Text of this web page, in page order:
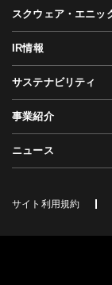
スクウェア・エニッ
IR情報
サステナビリティ
事業紹介
ニュース
サイト利用規約